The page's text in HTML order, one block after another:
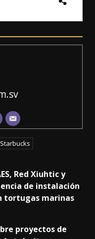
Starbucks
Red Xiuhtic y
de instalación
tortugas marinas
proyectos de